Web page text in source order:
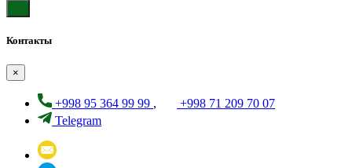
Контакты
×
+998 95 364 99 99 ,
+998 71 209 70 07
Telegram